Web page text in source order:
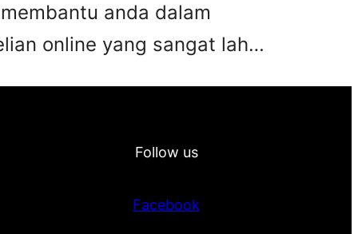
anda dalam
online yang sangat lah…
Follow us
Facebook